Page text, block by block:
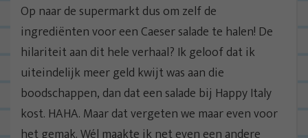
Op naar de supermarkt dus om zelf de
ingrediënten voor een Caeser salade te halen! De
hilariteit aan dit hele verhaal? Ik geloof dat ik
uiteindelijk meer geld kwijt was aan die
boodschappen, dan dat een salade bij Happy Italy
kost. HAHA. Maar dat vergeten we maar even voor